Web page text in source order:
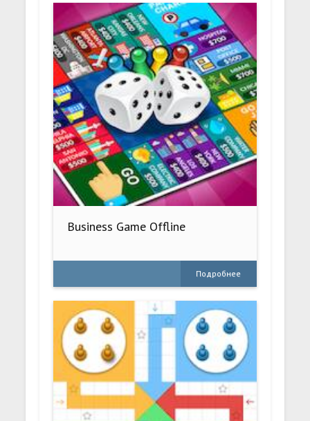
Business Game Offline
Подробнее